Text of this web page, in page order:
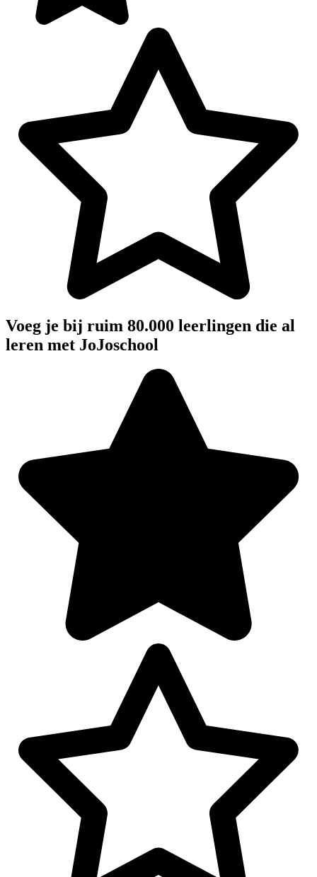
Voeg je bij ruim 80.000 leerlingen die al
leren met JoJoschool